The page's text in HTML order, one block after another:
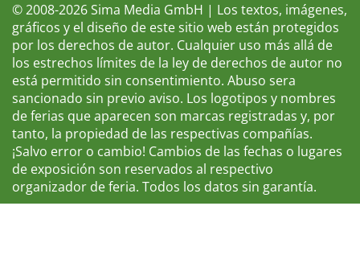
© 2008-2026 Sima Media GmbH | Los textos, imágenes,
gráficos y el diseño de este sitio web están protegidos
por los derechos de autor. Cualquier uso más allá de
los estrechos límites de la ley de derechos de autor no
está permitido sin consentimiento. Abuso sera
sancionado sin previo aviso. Los logotipos y nombres
de ferias que aparecen son marcas registradas y, por
tanto, la propiedad de las respectivas compañías.
¡Salvo error o cambio! Cambios de las fechas o lugares
de exposición son reservados al respectivo
organizador de feria. Todos los datos sin garantía.